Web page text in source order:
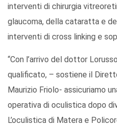
interventi di chirurgia
glaucoma, della cataratta e
interventi di cross linking e
“Con l’arrivo del dottor
qualificato, – sostiene il
Maurizio Friolo- assicuriamo
operativa di oculistica dopo
L’oculistica di Matera e